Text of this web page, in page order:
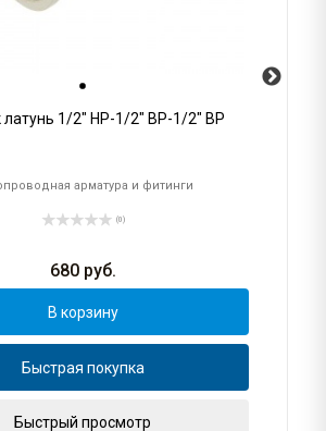
латунь 1/2" НР-1/2" ВР-1/2" ВР
арматура и фитинги
(0)
680руб.
В корзину
Быстрая покупка
Быстрый просмотр